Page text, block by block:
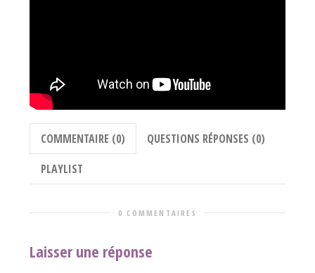
COMMENTAIRE (0)
QUESTIONS RÉPONSES (0)
PLAYLIST
0 COMMENTAIRES
Laisser une réponse